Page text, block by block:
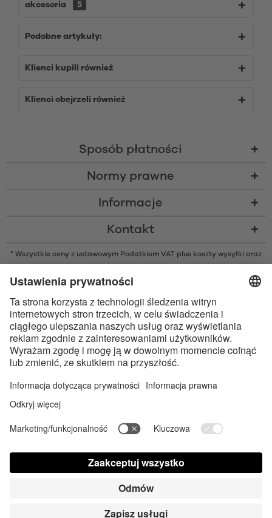
akcesoria 5
Podobne artykuły:
Klienci kupili również
Klienci obejrzeli również
Sposób płatności
Normy prawne
Informacje
Kontakt
* Wszystkie ceny z ustawowym Podatkiem VAT plus koszty wysyłki oraz
* Znak słowny i logo Bluetooth® są zarejestrowanymi znakami
towarowymi należącymi do Bluetooth SIG, Inc. i każde użycie tych znaków
przez Satisfyer GmbH jest wykonywane na licencji.
Apple, logo Apple i Apple Watch są znakami towarowymi Apple Inc.
Google Play i logo Google Play są znakami towarowymi Google LLC.
Dostępność cyfrowa sklepu Contact us today
Ustawienia plików cookie FAQ
Kontakt Prasa Login